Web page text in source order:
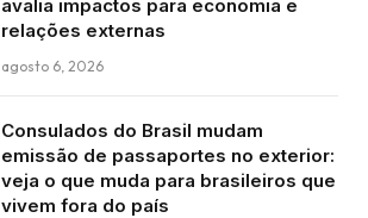
avalia impactos para economia e
relações externas
agosto 6, 2026
Consulados do Brasil mudam
emissão de passaportes no exterior:
veja o que muda para brasileiros que
vivem fora do país